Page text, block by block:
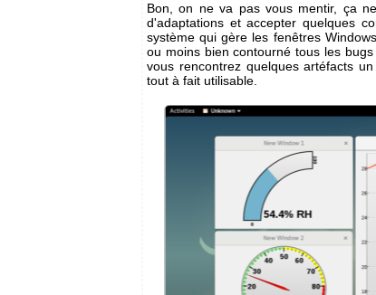
Bon, on ne va pas vous mentir, ça
d'adaptations et accepter quelques
système qui gère les fenêtres
ou moins bien contourné tous les
vous rencontrez quelques artéfacts
tout à fait utilisable.